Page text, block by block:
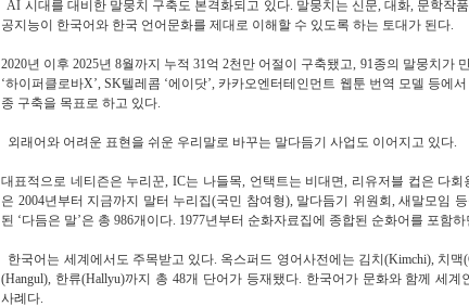
AI 시대를 대비한 말뭉치 구축도 본격화되고 있다. 말뭉치는 신문, 대화, 문학작
공지능이 한국어와 한국 언어문화를 제대로 이해할 수 있도록 하는 토대가 된다.
2020년 이후 2025년 8월까지 누적 31억 2천만 어절이 구축됐고, 91종의 말뭉치가
‘하이퍼클로바X’, SK텔레콤 ‘에이닷’, 카카오엔터테인먼트 웹툰 번역 모델 등에
종 구축을 목표로 하고 있다.
외래어와 어려운 표현을 쉬운 우리말로 바꾸는 말다듬기 사업도 이어지고 있다.
대표적으로 네티즌은 누리꾼, IC는 나들목, 언택트는 비대면, 리유저블 컵은 다
은 2004년부터 지금까지 말터 누리집(국민 참여형), 말다듬기 위원회, 새말모임
된 ‘다듬은 말’은 총 986개이다. 1977년부터 순화자료집에 종합된 순화어를 포함
한국어는 세계에서도 주목받고 있다. 옥스퍼드 영어사전에는 김치(Kimchi), 치맥
(Hangul), 한류(Hallyu)까지 총 48개 단어가 등재됐다. 한국어가 문화와 함께 세
사례다.